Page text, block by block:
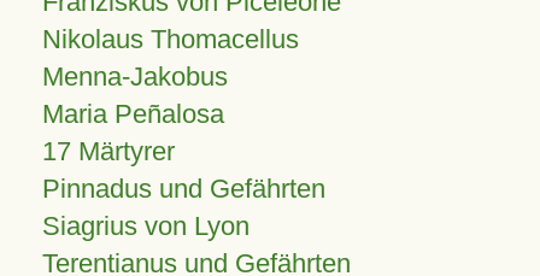
Nikolaus Thomacellus
Menna-Jakobus
Maria Peñalosa
17 Märtyrer
Pinnadus und Gefährten
Siagrius von Lyon
Terentianus und Gefährten